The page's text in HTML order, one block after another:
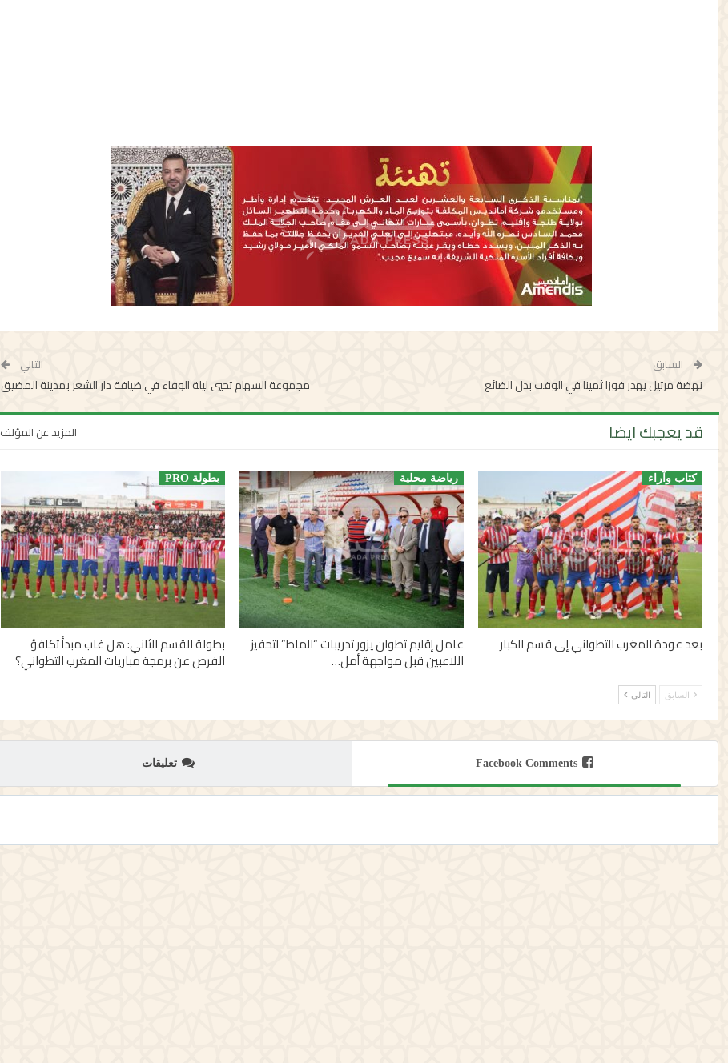
السابق
نهضة مرتيل يهدر فوزا ثمينا في الوقت بدل الضائع
التالي
مجموعة السهام تحيي ليلة الوفاء في ضيافة دار الشعر بمدينة المضيق
قد يعجبك ايضا المزيد عن المؤلف
كتاب وآراء
بعد عودة المغرب التطواني إلى قسم الكبار
رياضة محلية
عامل إقليم تطوان يزور تدريبات “الماط” لتحفيز
اللاعبين قبل مواجهة أمل…
بطولة PRO
بطولة القسم الثاني: هل غاب مبدأ تكافؤ
الفرص عن برمجة مباريات المغرب التطواني؟
السابق التالي
Facebook Comments تعليقات